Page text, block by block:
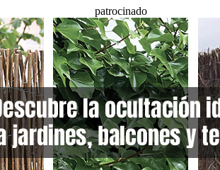
patrocinado